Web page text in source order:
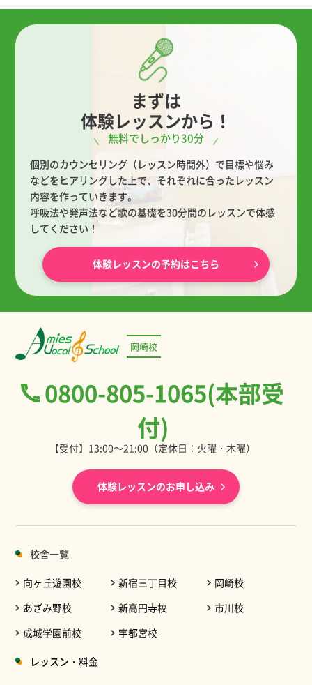
まずは
体験レッスンから！
無料でしっかり30分
個別のカウンセリング（レッスン時間外）で目標や悩み
などをヒアリングした上で、 それぞれに合ったレッスン
内容を作っていきます。
呼吸法や発声法など歌の基礎を30分間のレッスンで体感
してください！
体験レッスンの予約はこちら
岡崎校
0800-805-1065(本部受
付)
【受付】13:00～21:00（定休日：火曜・木曜）
体験レッスンのお申し込み
校舎一覧
向ヶ丘遊園校
あざみ野校
成城学園前校
新宿三丁目校
新高円寺校
宇都宮校
岡崎校
市川校
レッスン・料金